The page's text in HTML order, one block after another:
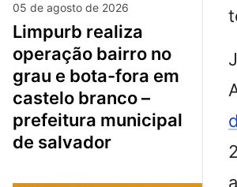
05 de agosto de 2026
limpurb realiza
operação bairro no
grau e bota-fora em
castelo branco –
prefeitura municipal
de salvador